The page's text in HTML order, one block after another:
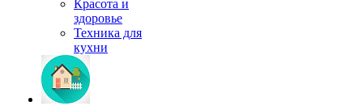
Красота и
здоровье
Техника для
кухни